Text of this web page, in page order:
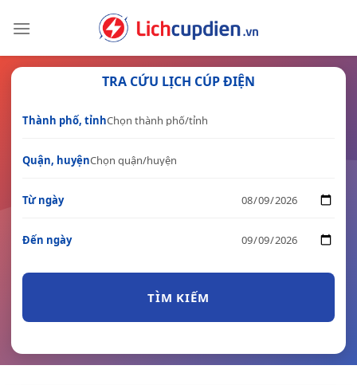
TRA CỨU LỊCH CÚP ĐIỆN
Thành phố, tỉnh
Quận, huyện
Từ ngày
Đến ngày
TÌM KIẾM